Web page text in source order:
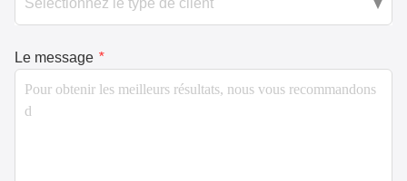
Le message *